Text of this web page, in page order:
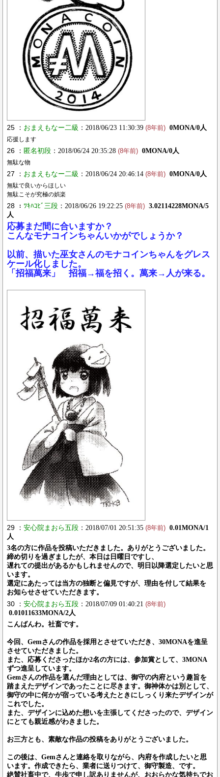
25 ： おまえもなー二級 ：2018/06/23 11:30:39 (8年前) 0MONA/0人
応援します
26 ： 匿名初段 ：2018/06/24 20:35:28 (8年前) 0MONA/0人
無駄な物
27 ： おまえもなー二級 ：2018/06/24 20:46:14 (8年前) 0MONA/0人
無駄で良いからほしい
無駄こそが究極の娯楽
28 ： ﾂｷﾊｺﾋﾞ三段 ：2018/06/26 19:22:25 (8年前) 3.02114228MONA/5
人
応募まだ間に合いますか？
こんなモナコインちゃんいかがでしょうか？
以前、描いた巫女さんのモナコインちゃんをグレス
ケール化しました。
「招福萬来」 招福→福を招く。萬来→人が来る。
29 ： 安心院まおら五段 ：2018/07/01 20:51:35 (8年前) 0.01MONA/1
人
3名の方に作品を投稿いただきました。ありがとうございました。
締め切りを過ぎましたが、本日は日曜日ですし、
遅れての提出があるかもしれませんので、明日以降選定したいと思
います。
選定にあたっては当方の独断と偏見ですが、理由を付して結果を
お知らせさせていただきます。
30 ： 安心院まおら五段 ：2018/07/09 01:40:21 (8年前)
0.01011633MONA/2人
こんばんわ。社畜です。
今回、Gemさんの作品を採用とさせていただき、30MONAを進呈
させていただきました。
また、応募くださったほか2名の方には、参加賞として、3MONA
ずつ進呈しています。
Gemさんの作品を選んだ理由としては、御守の内府という趣旨を
踏まえたデザインであったことに尽きます。御神体かは別として、
御守の中に何かが宿っている考えたときにしっくり来たデザインが
これでした。
また、デザインに込めた想いを主張してくださったので、デザイン
にとても親近感がわきました。
お三方とも、素敵な作品の投稿をありがとうございました。
この後は、Gemさんと連絡を取りながら、内府を作成したいと思
います。作成できたら、業者に送りつけて、御守製造、です。
絶賛社畜中で、牛歩で申し訳ありませんが、おおらかな気持ちでお